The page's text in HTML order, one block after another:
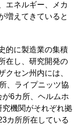
エネルギー、メカ
増えてきていると
的に製造業の集積
在し、研究開発の
クセン州内には、
、ライプニッツ協
6カ所、ヘルムホ
機関がそれぞれ拠
カ所所在している